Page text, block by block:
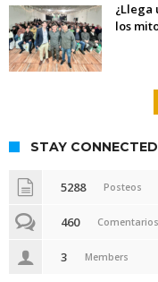
¿Llega
los
STAY CONNECTED
5288 Posteos
460 Comentarios
3 Members